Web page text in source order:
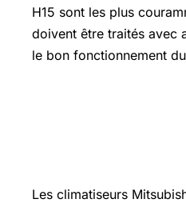
H15 sont les plus
doivent être traités avec
le bon fonctionnement
Les climatiseurs